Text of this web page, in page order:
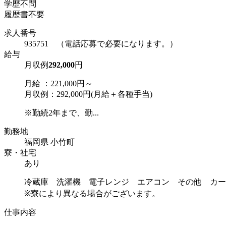
学歴不問
履歴書不要
求人番号
935751 （電話応募で必要になります。）
給与
月収例292,000円
月給 ：221,000円～
月収例：292,000円(月給＋各種手当)
※勤続2年まで、勤...
勤務地
福岡県 小竹町
寮・社宅
あり
冷蔵庫 洗濯機 電子レンジ エアコン その他 カー
※寮により異なる場合がございます。
仕事内容